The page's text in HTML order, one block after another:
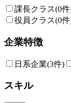
課長クラス(0
役員クラス(0
企業特徴
日系企業(3件)
スキル